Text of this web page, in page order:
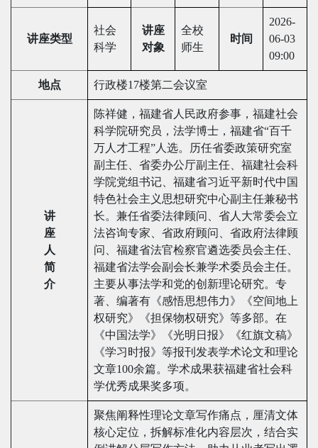
讲座类型
社会
科学
讲座
对象
全校
师生
时间
2026-
06-03
09:00
地点 行政楼17楼第二会议室
讲
座
人
简
介
陈祥健，福建省人民政府参事，福建社会
科学院研究员，法学博士，福建省“百千
万人才工程”人选。历任省委政策研究室
副主任、省委办公厅副主任、福建社会科
学院党组书记、福建省习近平新时代中国
特色社会主义思想研究中心副主任兼秘书
长。兼任省委法律顾问、省人大常委会立
法咨询专家、省政府顾问、省政府法律顾
问、福建省法官检察官遴选委员会主任、
福建省法学会副会长兼学术委员会主任。
主要从事法学和党的创新理论研究。专
著、编著有《感悟思想伟力》《空间地上
权研究》《担保物权研究》等多部。在
《中国法学》《光明日报》《红旗文稿》
《学习时报》等报刊发表学术论文和理论
文章100余篇。学术成果获福建省社会科
学优秀成果奖多项。
聚焦阐释性理论文章写作痛点，厘清文体
核心定位，拆解标准化内容层次，结合实